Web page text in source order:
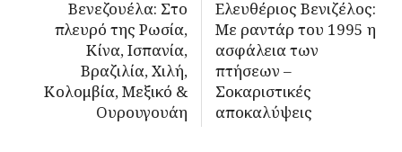
Βενεζουέλα: Στο
πλευρό της Ρωσία,
Κίνα, Ισπανία,
Βραζιλία, Χιλή,
Κολομβία, Μεξικό &
Ουρουγουάη
Ελευθέριος Βενιζέλος:
Με ραντάρ του 1995 η
ασφάλεια των
πτήσεων –
Σοκαριστικές
αποκαλύψεις